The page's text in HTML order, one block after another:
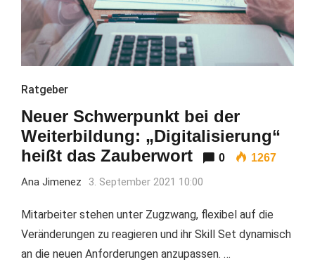
Ratgeber
Neuer Schwerpunkt bei der
Weiterbildung: „Digitalisierung“
heißt das Zauberwort
0 1267
Ana Jimenez 3. September 2021 10:00
Mitarbeiter stehen unter Zugzwang, flexibel auf die
Veränderungen zu reagieren und ihr Skill Set dynamisch
an die neuen Anforderungen anzupassen. …